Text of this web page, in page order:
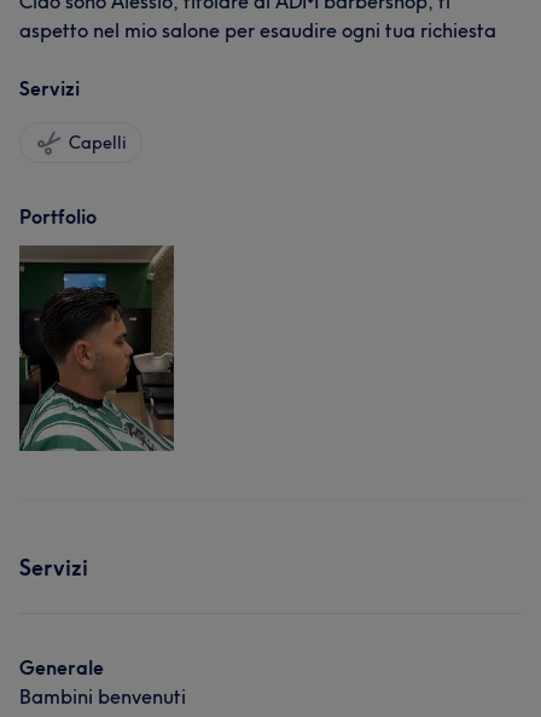
aspetto nel mio salone per esaudire ogni tua richiesta
Servizi
Capelli
Portfolio
Servizi
Generale
Bambini benvenuti